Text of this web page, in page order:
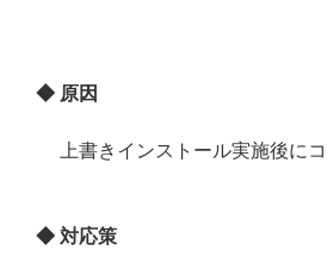
◆ 原因
上書きインストール実施後に
◆ 対応策